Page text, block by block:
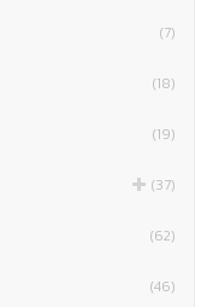
(7)
(18)
(19)
(37)
(62)
(46)